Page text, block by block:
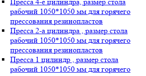
рабочий 1050*1050 мм для горячего
прессования резинопластов
Пресса 2-а цилиндра , размер стола
рабочий 1050*1050 мм для горячего
прессования резинопластов
Пресса 1 цилиндр , размер стола
рабочий 1050*1050 мм для горячего